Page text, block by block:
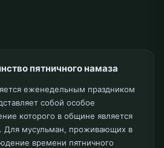
пятничного намаза
еженедельным праздником
собой особое
которого в общине является
Для мусульман, проживающих в
времени пятничного